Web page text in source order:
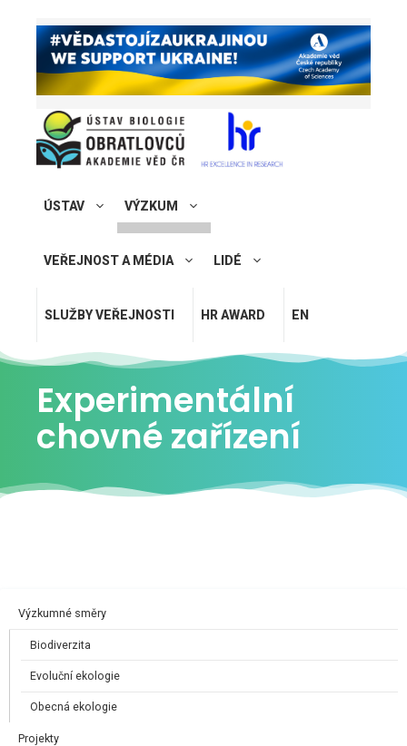
ÚSTAV VÝZKUM
VEŘEJNOST A MÉDIA LIDÉ
SLUŽBY VEŘEJNOSTI HR AWARD EN
Experimentální
chovné zařízení
Výzkumné směry
Biodiverzita
Evoluční ekologie
Obecná ekologie
Projekty